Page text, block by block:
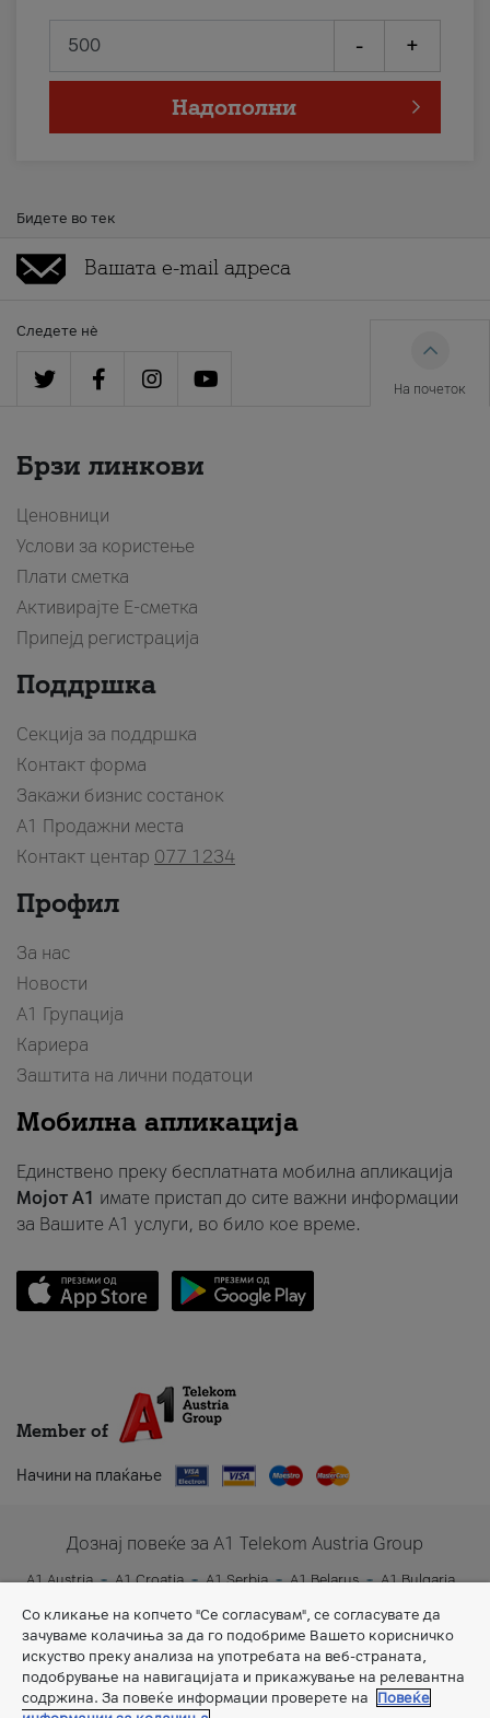
- +
Надополни
Бидете во тек
Следете нè
На почеток
Брзи линкови
Ценовници
Услови за користење
Плати сметка
Активирајте Е-сметка
Припејд регистрација
Поддршка
Секција за поддршка
Контакт форма
Закажи бизнис состанок
A1 Продажни места
Контакт центар 077 1234
Профил
За нас
Новости
А1 Групација
Кариера
Заштита на лични податоци
Мобилна апликација
Единствено преку бесплатната мобилна апликација
Мојот A1 имате пристап до сите важни информации
за Вашите A1 услуги, во било кое време.
Member of
Начини на плаќање
Дознај повеќе за A1 Telekom Austria Group
A1 Austria A1 Croatia A1 Serbia A1 Belarus
A1 Bulgaria
Со кликање на копчето "Се согласувам", се согласувате да
зачуваме колачиња за да го подобриме Вашето корисничко
искуство преку анализа на употребата на веб-страната,
подобрување на навигацијата и прикажување на релевантна
содржина. За повеќе информации проверете на
Повеќе